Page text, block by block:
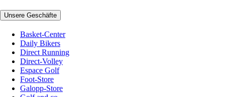
Unsere Geschäfte
Basket-Center
Daily Bikers
Direct Running
Direct-Volley
Espace Golf
Foot-Store
Galopp-Store